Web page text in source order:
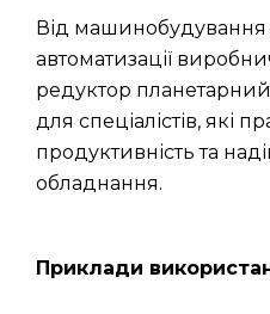
Від машинобудування
автоматизації
редуктор
для спеціалістів, які
продуктивність та
обладнання.
Приклади